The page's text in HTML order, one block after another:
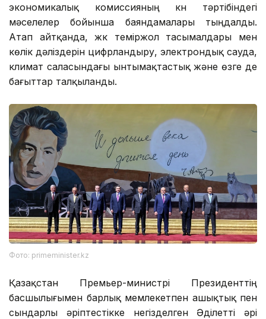
экономикалық комиссияның күн тәртібіндегі
мәселелер бойынша баяндамалары тыңдалды.
Атап айтқанда, жүк теміржол тасымалдары мен
көлік дәліздерін цифрландыру, электрондық сауда,
климат саласындағы ынтымақтастық және өзге де
бағыттар талқыланды.
Фото: primeminister.kz
Қазақстан Премьер-министрі Президенттің
басшылығымен барлық мемлекетпен ашықтық пен
сындарлы әріптестікке негізделген Әділетті әрі